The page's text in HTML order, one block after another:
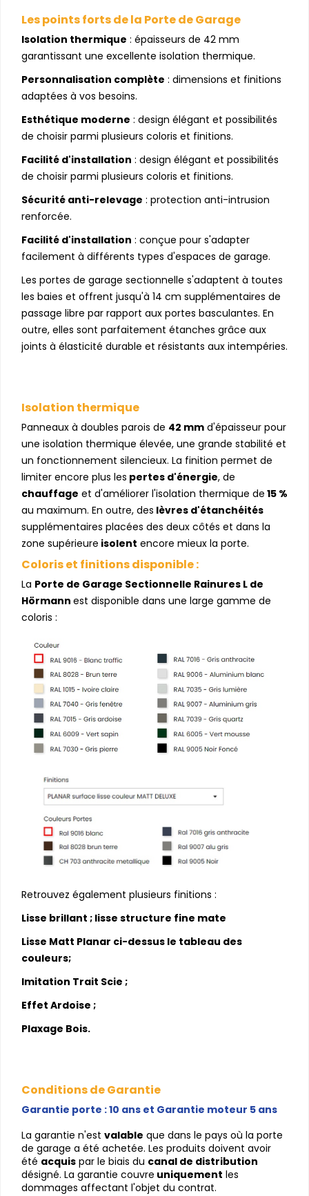
Les points forts de la Porte deGarage
Isolation thermique : épaisseurs de 42 mm
garantissant une excellente isolation thermique.
Personnalisation complète : dimensions et finitions
adaptées à vos besoins.
Esthétique moderne : design élégant et possibilités
de choisir parmi plusieurs coloris et finitions.
Facilité d'installation : design élégant et possibilités
de choisir parmi plusieurs coloris et finitions.
Sécurité anti-relevage : protection anti-intrusion
renforcée.
Facilité d'installation : conçue pour s'adapter
facilement à différents types d'espaces de garage.
Les portes de garage sectionnelle s'adaptent à toutes
les baies et offrent jusqu'à 14 cm supplémentaires de
passage libre par rapport aux portes basculantes. En
outre, elles sont parfaitement étanches grâce aux
joints à élasticité durable et résistants aux intempéries.
Isolation thermique
Panneaux à doubles parois de 42 mm d'épaisseur pour
une isolation thermique élevée, une grande stabilité et
un fonctionnement silencieux. La finition permet de
limiter encore plus les pertes d'énergie, de
chauffage et d'améliorer l'isolation thermique de 15 %
au maximum. En outre, des lèvres d'étanchéités
supplémentaires placées des deux côtés et dans la
zone supérieure isolent encore mieux la porte.
Coloris et finitions disponible :
La Porte de Garage Sectionnelle Rainures L de
Hörmann est disponible dans une large gamme de
coloris :
Retrouvez également plusieurs finitions :
Lisse brillant ; lisse structure fine mate
Lisse Matt Planar ci-dessus le tableau des
couleurs;
Imitation Trait Scie ;
Effet Ardoise ;
Plaxage Bois.
Conditions de Garantie
Garantie porte : 10 ans et Garantie moteur 5 ans
La garantie n'est valable que dans le pays où la porte
de garage a été achetée. Les produits doivent avoir
été acquis par le biais du canal de distribution
désigné. La garantie couvre uniquement les
dommages affectant l'objet du contrat.